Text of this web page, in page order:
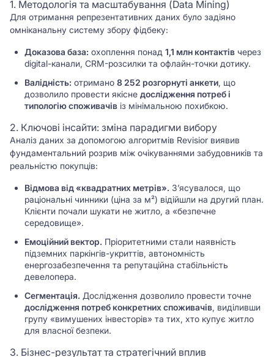
1. Методологія та масштабування (Data Mining)
Для отримання репрезентативних даних було задіяно
омніканальну систему збору фідбеку:
Доказова база: охоплення понад 1,1 млн контактів через
digital-канали, CRM-розсилки та офлайн-точки дотику.
Валідність: отримано 8 252 розгорнуті анкети, що
дозволило провести якісне дослідження потреб і
типологію споживачів із мінімальною похибкою.
2. Ключові інсайти: зміна парадигми вибору
Аналіз даних за допомогою алгоритмів Revisior виявив
фундаментальний розрив між очікуваннями забудовників та
реальністю покупців:
Відмова від «квадратних метрів». З’ясувалося, що
раціональні чинники (ціна за м²) відійшли на другий план.
Клієнти почали шукати не житло, а «безпечне
середовище».
Емоційний вектор. Пріоритетними стали наявність
підземних паркінгів-укриттів, автономність
енергозабезпечення та репутаційна стабільність
девелопера.
Сегментація. Дослідження дозволило провести точне
дослідження потреб конкретних споживачів, виділивши
групу «вимушених інвесторів» та тих, хто купує житло
для власної безпеки.
3. Бізнес-результат та стратегічний вплив